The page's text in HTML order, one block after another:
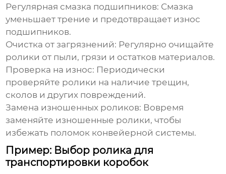
Регулярная смазка подшипников: Смазка
уменьшает трение и предотвращает износ
подшипников.
Очистка от загрязнений: Регулярно очищайте
ролики от пыли, грязи и остатков материалов.
Проверка на износ: Периодически
проверяйте ролики на наличие трещин,
сколов и других повреждений.
Замена изношенных роликов: Вовремя
заменяйте изношенные ролики, чтобы
избежать поломок конвейерной системы.
Пример: Выбор ролика для
транспортировки коробок